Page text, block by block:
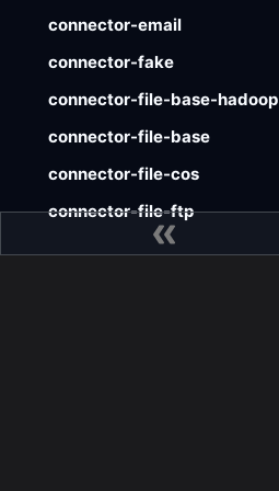
connector-email
connector-fake
connector-file-base-hadoop
connector-file-base
connector-file-cos
connector-file-ftp
connector-file-hadoop